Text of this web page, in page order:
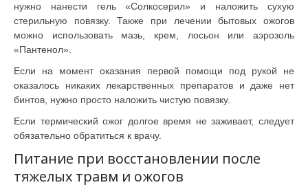
нужно нанести гель «Солкосерил» и наложить сухую
стерильную повязку. Также при лечении бытовых ожогов
можно использовать мазь, крем, лосьон или аэрозоль
«Пантенол».
Если на момент оказания первой помощи под рукой не
оказалось никаких лекарственных препаратов и даже нет
бинтов, нужно просто наложить чистую повязку.
Если термический ожог долгое время не заживает, следует
обязательно обратиться к врачу.
Питание при восстановлении после
тяжелых травм и ожогов